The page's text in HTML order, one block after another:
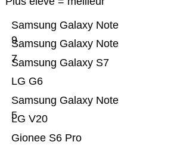
Gionee S6 Pro
LG V20
Samsung Galaxy Note
5
LG G6
Samsung Galaxy S7
Samsung Galaxy Note
7
Samsung Galaxy Note
9